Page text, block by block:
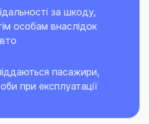
за шкоду,
особам внаслідок
пасажири,
при експлуатації